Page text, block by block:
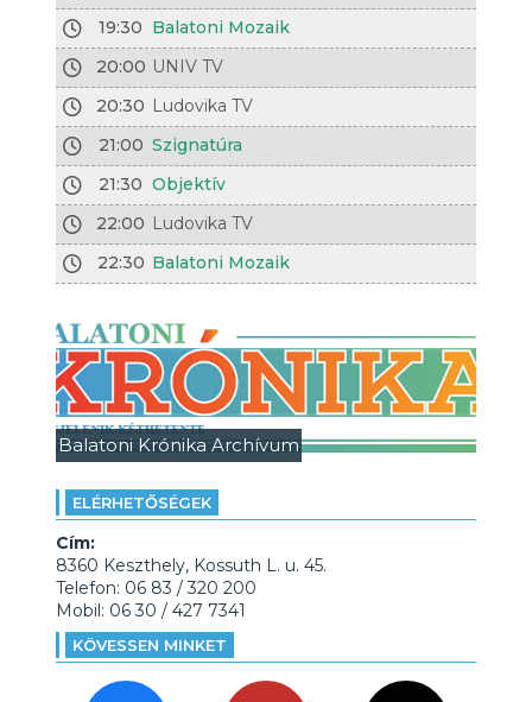
19:30 Balatoni Mozaik
20:00 UNIV TV
20:30 Ludovika TV
21:00 Szignatúra
21:30 Objektív
22:00 Ludovika TV
22:30 Balatoni Mozaik
Balatoni Krónika Archívum
ELÉRHETŐSÉGEK
Cím:
8360 Keszthely, Kossuth L. u. 45.
Telefon: 06 83 / 320 200
Mobil: 06 30 / 427 7341
KÖVESSEN MINKET